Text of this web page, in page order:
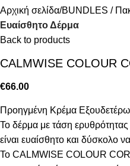
Αρχική σελίδα BUNDLES /
Ευαίσθητο Δέρμα
Back to products
CALMWISE COLOUR
€66.00
Προηγμένη Κρέμα
Το δέρμα με τάση
είναι ευαίσθητο και δύσκολο
Το CALMWISE COLOUR